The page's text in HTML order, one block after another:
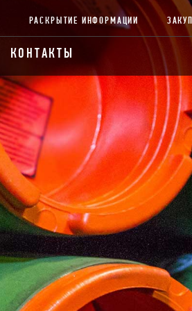
РАСКРЫТИЕ ИНФОРМАЦИИ
КОНТАКТЫ